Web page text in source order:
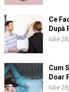
Ce
După
Iulie
Cum
Doar
Iulie